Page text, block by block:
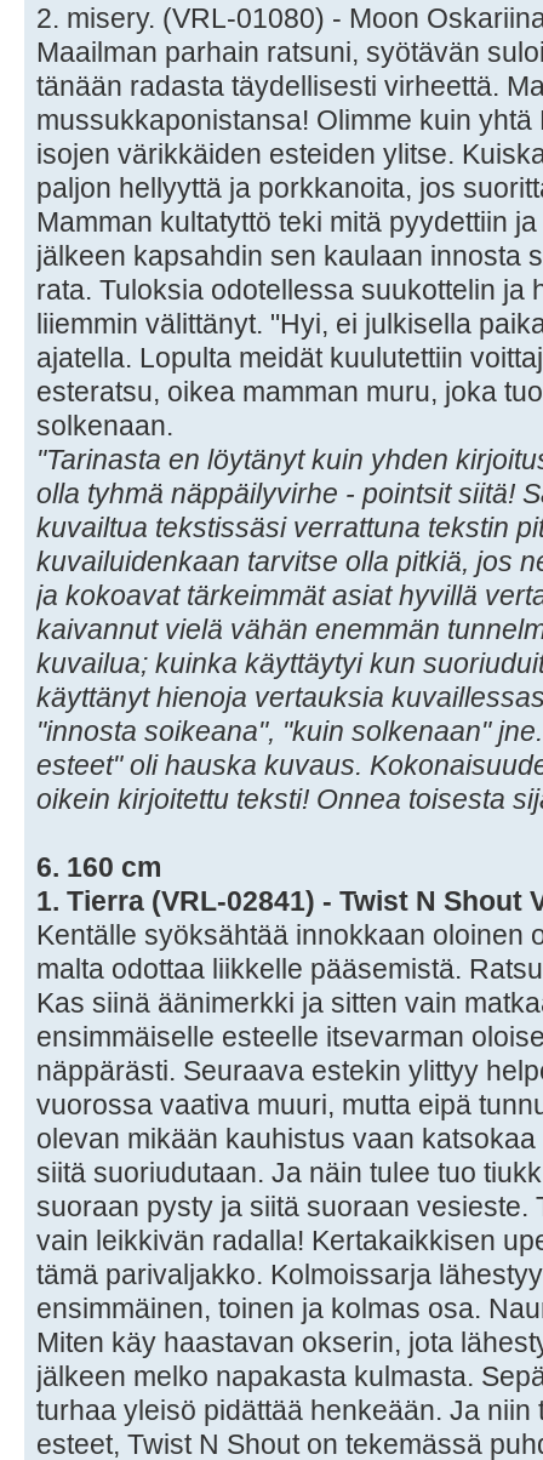
2. misery. (VRL-01080) - Moon
Maailman parhain ratsuni, syötävän
tänään radasta täydellisesti virheettä.
mussukkaponistansa! Olimme kuin
isojen värikkäiden esteiden ylitse.
paljon hellyyttä ja porkkanoita, jos
Mamman kultatyttö teki mitä pyydettiin
jälkeen kapsahdin sen kaulaan innosta
rata. Tuloksia odotellessa suukottelin ja
liiemmin välittänyt. "Hyi, ei julkisella
ajatella. Lopulta meidät kuulutettiin
esteratsu, oikea mamman muru, joka
solkenaan.
"Tarinasta en löytänyt kuin yhden
olla tyhmä näppäilyvirhe - pointsit siitä!
kuvailtua tekstissäsi verrattuna tekstin
kuvailuidenkaan tarvitse olla pitkiä, jos
ja kokoavat tärkeimmät asiat hyvillä
kaivannut vielä vähän enemmän
kuvailua; kuinka käyttäytyi kun
käyttänyt hienoja vertauksia
"innosta soikeana", "kuin solkenaan"
esteet" oli hauska kuvaus.
oikein kirjoitettu teksti! Onnea toisesta
6. 160 cm
1. Tierra (VRL-02841) - Twist N Shout
Kentälle syöksähtää innokkaan oloinen
malta odottaa liikkelle pääsemistä.
Kas siinä äänimerkki ja sitten vain
ensimmäiselle esteelle itsevarman
näppärästi. Seuraava estekin ylittyy
vuorossa vaativa muuri, mutta eipä
olevan mikään kauhistus vaan
siitä suoriudutaan. Ja näin tulee tuo
suoraan pysty ja siitä suoraan vesieste.
vain leikkivän radalla! Kertakaikkisen
tämä parivaljakko. Kolmoissarja
ensimmäinen, toinen ja kolmas osa.
Miten käy haastavan okserin, jota
jälkeen melko napakasta kulmasta.
turhaa yleisö pidättää henkeään. Ja niin
esteet, Twist N Shout on tekemässä